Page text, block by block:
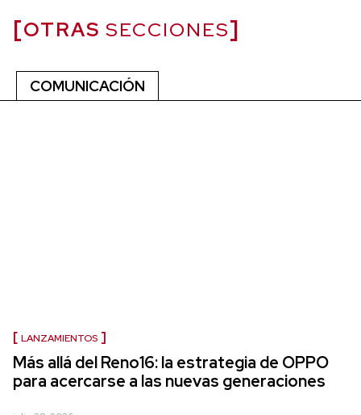
OTRAS SECCIONES
COMUNICACIÓN
LANZAMIENTOS
Más allá del Reno16: la estrategia de OPPO
para acercarse a las nuevas generaciones